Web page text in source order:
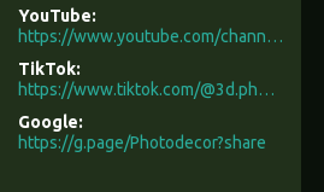
YouTube
https://www.youtube.com/channel/UCXCUerfqRY1Pw7-IptdbqyA/videos
TikTok
https://www.tiktok.com/@3d.photodecor?is_from_webapp=1&sender_device=pc
Google
https://g.page/Photodecor?share